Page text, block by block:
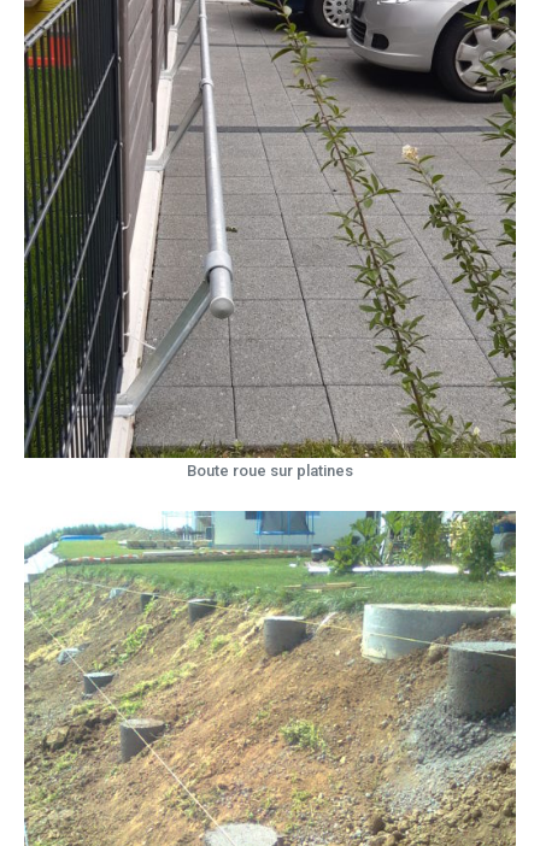
Boute roue sur platines